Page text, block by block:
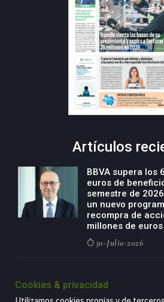
Artículos
BBVA supera los
euros de
semestre de
un nuevo
recompra de
millones de euros
30-Julio-2026
negocio agro con
Cookies & privacidad